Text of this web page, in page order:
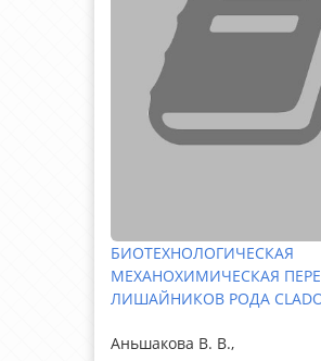
БИОТЕХНОЛОГИЧЕСКАЯ
МЕХАНОХИМИЧЕСКАЯ
ЛИШАЙНИКОВ РОДА
Аньшакова В. В.,